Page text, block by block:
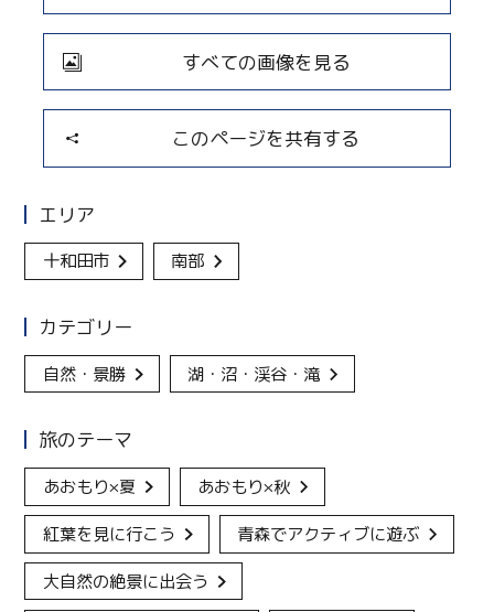
すべての画像を見る
このページを共有する
エリア
十和田市 南部
カテゴリー
自然・景勝 湖・沼・渓谷・滝
旅のテーマ
あおもり×夏 あおもり×秋
紅葉を見に行こう 青森でアクティブに遊ぶ
大自然の絶景に出会う